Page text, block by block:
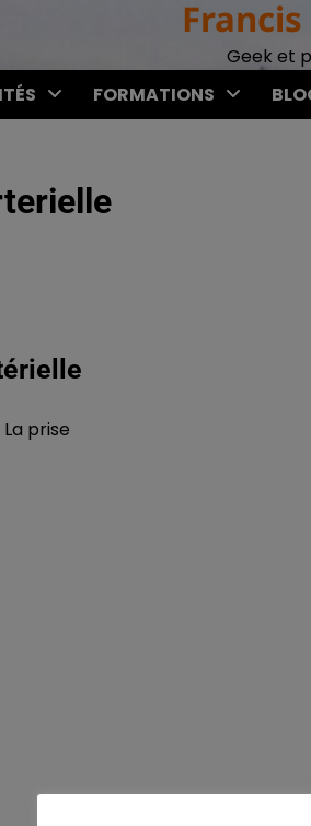
Francis
Geek et
FORMATIONS
prise